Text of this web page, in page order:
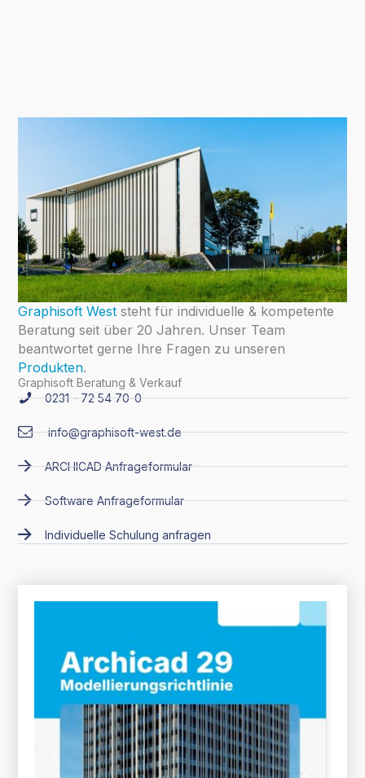
Graphisoft Weststeht für individuelle & kompetente
Beratung seit über 20 Jahren. Unser Team
beantwortet gerne Ihre Fragen zu unseren
Produkten.
Graphisoft Beratung & Verkauf
0231 - 72 54 70-0
info@graphisoft-west.de
ARCHICAD Anfrageformular
Software Anfrageformular
Individuelle Schulung anfragen